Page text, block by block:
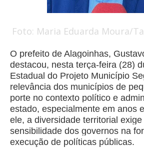
Foto: Maria Eduarda Moura/
O prefeito de Alagoinhas,
destacou, nesta terça-feira (28)
Estadual do Projeto Município
relevância dos municípios de
porte no contexto político e
estado, especialmente em anos
ele, a diversidade territorial
sensibilidade dos governos na
execução de políticas públicas.